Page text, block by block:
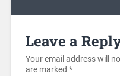
Leave a
Your email address will
are marked *